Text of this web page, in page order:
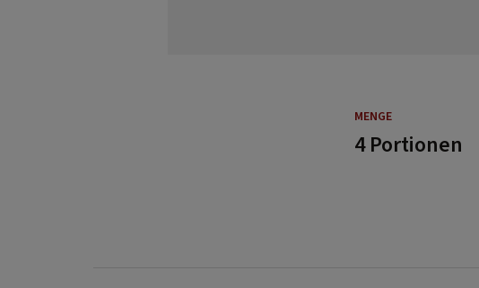
MENGE
4 Portionen